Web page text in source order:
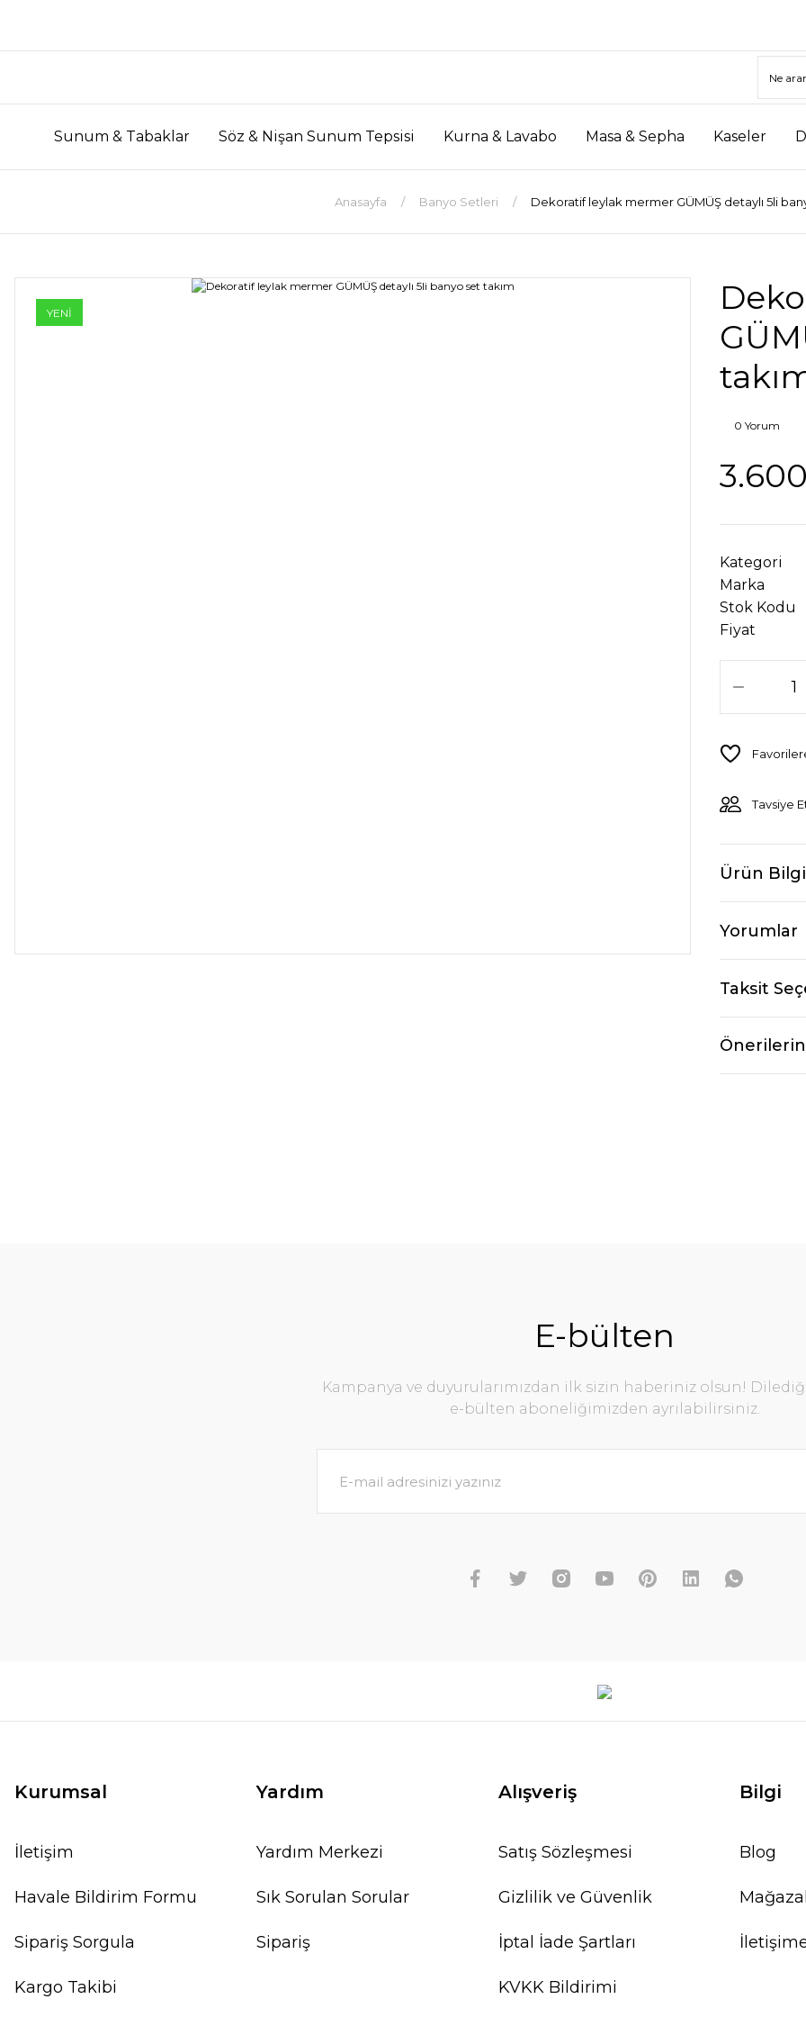
Sunum & Tabaklar Söz & Nişan Sunum Tepsisi Kurna & Lavabo Masa & Sepha Kaseler
Anasayfa Banyo Setleri Dekoratif leylak mermer GÜMÜŞ detaylı 5li
YENİ
0 Yorum
Kategori
Marka
Stok Kodu
Fiyat
Tavsiye
Ürün
Yorumlar
Taksit
E-bülten
Kampanya ve duyurularımızdan ilk sizin haberiniz olsun!
e-bülten aboneliğimizden ayrılabilirsiniz.
Kurumsal
İletişim
Havale Bildirim Formu
Sipariş Sorgula
Kargo Takibi
Yardım
Yardım Merkezi
Sık Sorulan Sorular
Sipariş
Alışveriş
Satış Sözleşmesi
Gizlilik ve Güvenlik
İptal İade Şartları
KVKK Bildirimi
Bilgi
Blog